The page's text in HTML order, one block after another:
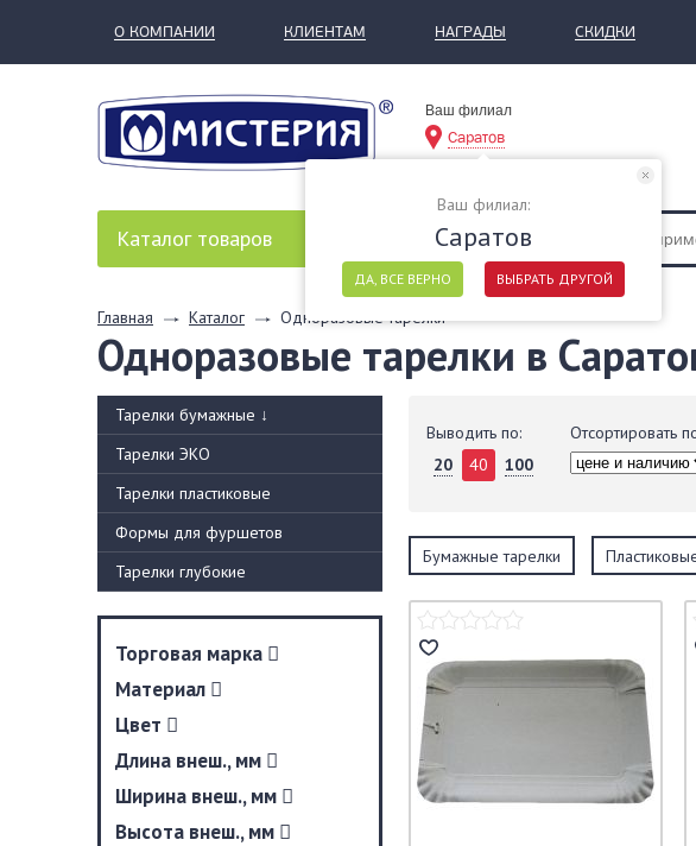
О КОМПАНИИ КЛИЕНТАМ НАГРАДЫ СКИДКИ
Ваш филиал
Саратов
Ваш филиал:
Саратов
ДА, ВСЕ ВЕРНО ВЫБРАТЬ ДРУГОЙ
Каталог товаров
Главная Каталог Одноразовые тарелки
Одноразовые тарелки в
Тарелки бумажные ↓
Тарелки ЭКО
Тарелки пластиковые
Формы для фуршетов
Тарелки глубокие
Торговая марка
Материал
Цвет
Длина внеш., мм
Ширина внеш., мм
Высота внеш., мм
Выводить по:
20
40 100
Отсортировать
Бумажные тарелки